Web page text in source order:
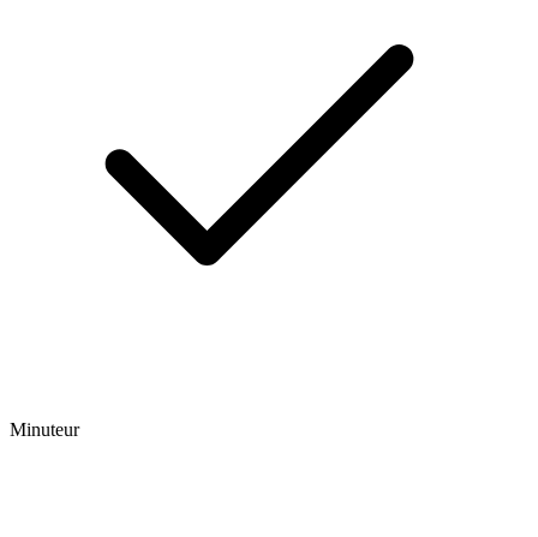
Minuteur